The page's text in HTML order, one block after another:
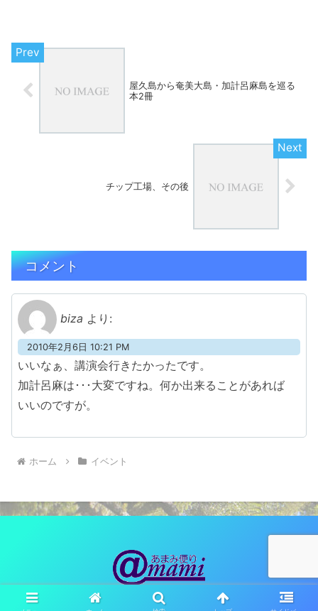
屋久島から奄美大島・加計呂麻島を巡る
本2冊
チップ工場、その後
コメント
biza より:
2010年2月6日 10:21 PM
いいなぁ、講演会行きたかったです。
加計呂麻は･･･大変ですね。何か出来ることがあれば
いいのですが。
ホーム イベント
© 2010 あまみ便り（観光ネットワーク奄美）.